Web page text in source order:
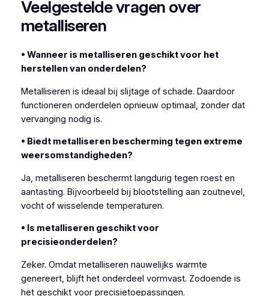
Veelgestelde vragen over
metalliseren
• Wanneer is metalliseren geschikt voor het
herstellen van onderdelen?
Metalliseren is ideaal bij slijtage of schade. Daardoor
functioneren onderdelen opnieuw optimaal, zonder dat
vervanging nodig is.
• Biedt metalliseren bescherming tegen extreme
weersomstandigheden?
Ja, metalliseren beschermt langdurig tegen roest en
aantasting. Bijvoorbeeld bij blootstelling aan zoutnevel,
vocht of wisselende temperaturen.
• Is metalliseren geschikt voor
precisieonderdelen?
Zeker. Omdat metalliseren nauwelijks warmte
genereert, blijft het onderdeel vormvast. Zodoende is
het geschikt voor precisietoepassingen.